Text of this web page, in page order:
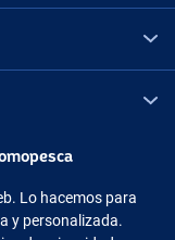
Instagram
Lo hacemos para
y personalizada.